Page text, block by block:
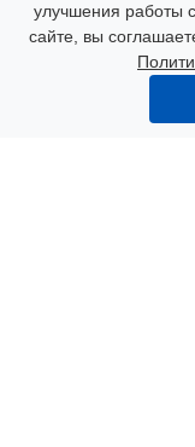
Каталог
улучшения работы
сайте, вы